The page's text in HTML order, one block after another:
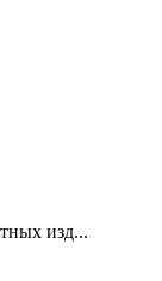
изд...